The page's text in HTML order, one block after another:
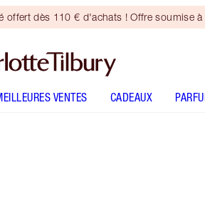
offert dès 110 € d'achats ! Offre soumise
VENTES CADEAUX